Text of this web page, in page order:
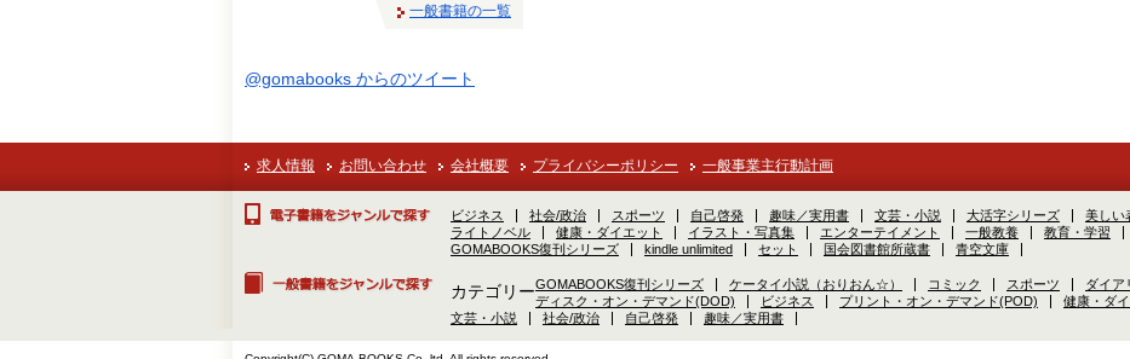
一般書籍の一覧
@gomabooks からのツイート
求人情報 お問い合わせ 会社概要 プライバシーポリシー 一般事業主行動計画
ビジネス 社会/政治 スポーツ 自己啓発 趣味／実用書 文芸・小説 大活字シリーズ 美しい
ライトノベル
健康・ダイエット イラスト・写真集 エンターテイメント 一般教養 教育・学習
GOMABOOKS復刊シリーズ
kindle unlimited セット 国会図書館所蔵書 青空文庫
カテゴリーGOMABOOKS復刊シリーズ ケータイ小説（おりおん☆） コミック スポーツ
ダイア
ディスク・オン・デマンド(DOD)
ビジネス プリント・オン・デマンド(POD) 健康・ダ
文芸・小説
社会/政治 自己啓発 趣味／実用書